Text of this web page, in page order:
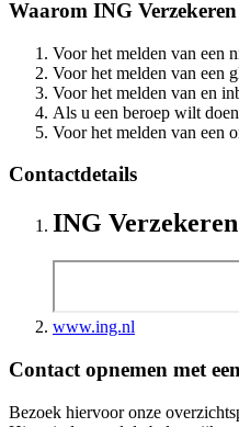
Waarom ING
Voor het melden van een
Voor het melden van een
Voor het melden van en
Als u een beroep wilt
Voor het melden van een
Contactdetails
ING
www.ing.nl
Contact opnemen met
Bezoek hiervoor onze